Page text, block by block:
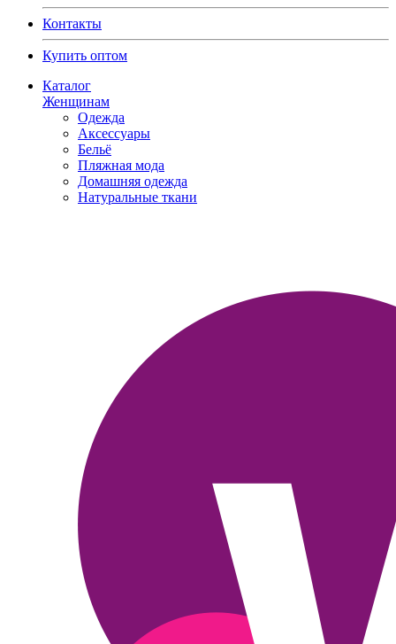
Контакты
Купить оптом
Каталог
Женщинам
Одежда
Аксессуары
Бельё
Пляжная мода
Домашняя одежда
Натуральные ткани